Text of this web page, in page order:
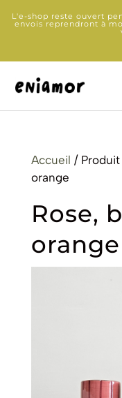
L'e-shop reste ouvert
envois reprendront à
Accueil /
orange
Rose,
orange